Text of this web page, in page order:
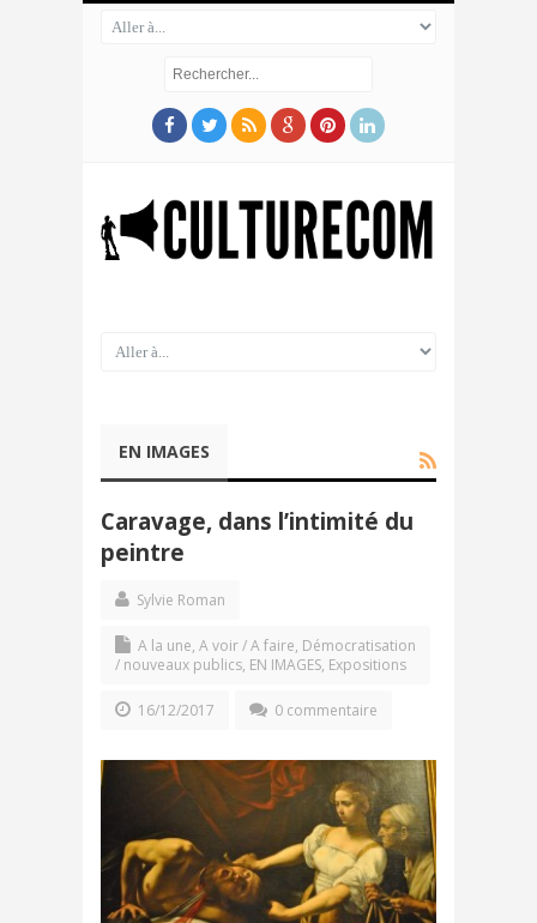
EN IMAGES
Caravage, dans l’intimité du
peintre
Sylvie Roman
A la une, A voir / A faire, Démocratisation
/ nouveaux publics, EN IMAGES, Expositions
16/12/2017 0 commentaire